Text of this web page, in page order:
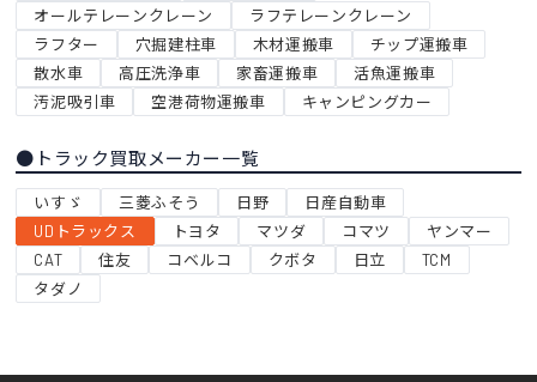
オールテレーンクレーン
ラフテレーンクレーン
ラフター
穴掘建柱車 木材運搬車
チップ運搬車
散水車
高圧洗浄車 家畜運搬車
活魚運搬車
汚泥吸引車
空港荷物運搬車 キャンピングカー
●トラック買取メーカー一覧
いすゞ 三菱ふそう 日野
日産自動車
UDトラックス
トヨタ マツダ コマツ
ヤンマー
CAT
住友 コベルコ クボタ 日立
TCM
タダノ